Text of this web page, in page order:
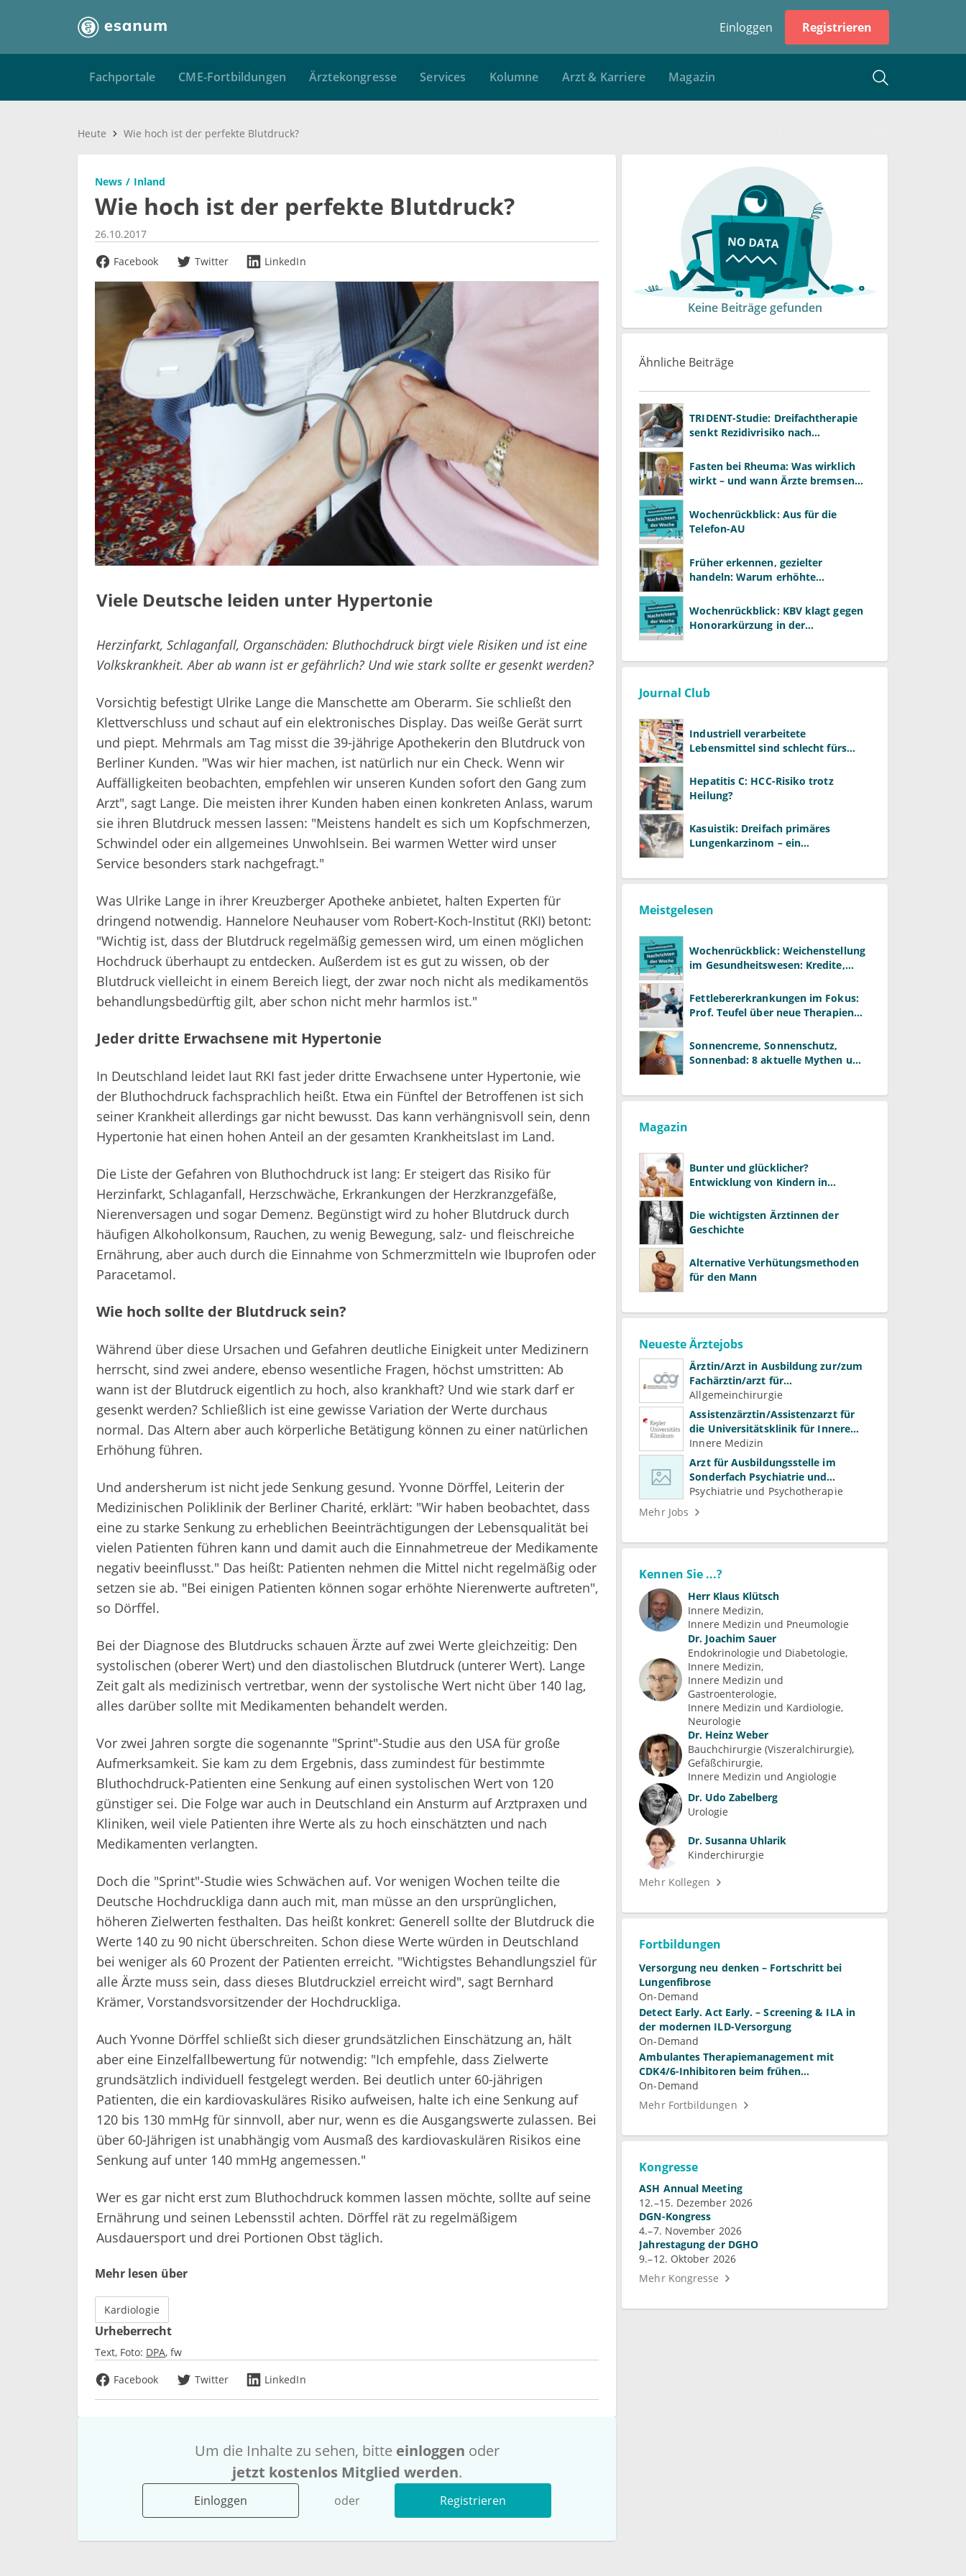
Einloggen Registrieren
Fachportale CME-Fortbildungen Ärztekongresse Services Kolumne Arzt & Karriere Magazin
Heute Wie hoch ist der perfekte Blutdruck?
News Inland
Wie hoch ist der perfekte Blutdruck?
26.10.2017
Facebook
Twitter LinkedIn
Viele Deutsche leiden unter Hypertonie
Herzinfarkt, Schlaganfall, Organschäden: Bluthochdruck birgt viele Risiken und ist eine
Volkskrankheit. Aber ab wann ist er gefährlich? Und wie stark sollte er gesenkt werden?
Vorsichtig befestigt Ulrike Lange die Manschette am Oberarm. Sie schließt den
Klettverschluss und schaut auf ein elektronisches Display. Das weiße Gerät surrt
und piept. Mehrmals am Tag misst die 39-jährige Apothekerin den Blutdruck von
Berliner Kunden. "Was wir hier machen, ist natürlich nur ein Check. Wenn wir
Auffälligkeiten beobachten, empfehlen wir unseren Kunden sofort den Gang zum
Arzt", sagt Lange. Die meisten ihrer Kunden haben einen konkreten Anlass, warum
sie ihren Blutdruck messen lassen: "Meistens handelt es sich um Kopfschmerzen,
Schwindel oder ein allgemeines Unwohlsein. Bei warmen Wetter wird unser
Service besonders stark nachgefragt."
Was Ulrike Lange in ihrer Kreuzberger Apotheke anbietet, halten Experten für
dringend notwendig. Hannelore Neuhauser vom Robert-Koch-Institut (RKI) betont:
"Wichtig ist, dass der Blutdruck regelmäßig gemessen wird, um einen möglichen
Hochdruck überhaupt zu entdecken. Außerdem ist es gut zu wissen, ob der
Blutdruck vielleicht in einem Bereich liegt, der zwar noch nicht als medikamentös
behandlungsbedürftig gilt, aber schon nicht mehr harmlos ist."
Jeder dritte Erwachsene mit Hypertonie
In Deutschland leidet laut RKI fast jeder dritte Erwachsene unter Hypertonie, wie
der Bluthochdruck fachsprachlich heißt. Etwa ein Fünftel der Betroffenen ist sich
seiner Krankheit allerdings gar nicht bewusst. Das kann verhängnisvoll sein, denn
Hypertonie hat einen hohen Anteil an der gesamten Krankheitslast im Land.
Die Liste der Gefahren von Bluthochdruck ist lang: Er steigert das Risiko für
Herzinfarkt, Schlaganfall, Herzschwäche, Erkrankungen der Herzkranzgefäße,
Nierenversagen und sogar Demenz. Begünstigt wird zu hoher Blutdruck durch
häufigen Alkoholkonsum, Rauchen, zu wenig Bewegung, salz- und fleischreiche
Ernährung, aber auch durch die Einnahme von Schmerzmitteln wie Ibuprofen oder
Paracetamol.
Wie hoch sollte der Blutdruck sein?
Während über diese Ursachen und Gefahren deutliche Einigkeit unter Medizinern
herrscht, sind zwei andere, ebenso wesentliche Fragen, höchst umstritten: Ab
wann ist der Blutdruck eigentlich zu hoch, also krankhaft? Und wie stark darf er
gesenkt werden? Schließlich ist eine gewisse Variation der Werte durchaus
normal. Das Altern aber auch körperliche Betätigung können zu einer natürlichen
Erhöhung führen.
Und andersherum ist nicht jede Senkung gesund. Yvonne Dörffel, Leiterin der
Medizinischen Poliklinik der Berliner Charité, erklärt: "Wir haben beobachtet, dass
eine zu starke Senkung zu erheblichen Beeinträchtigungen der Lebensqualität bei
vielen Patienten führen kann und damit auch die Einnahmetreue der Medikamente
negativ beeinflusst." Das heißt: Patienten nehmen die Mittel nicht regelmäßig oder
setzen sie ab. "Bei einigen Patienten können sogar erhöhte Nierenwerte auftreten",
so Dörffel.
Bei der Diagnose des Blutdrucks schauen Ärzte auf zwei Werte gleichzeitig: Den
systolischen (oberer Wert) und den diastolischen Blutdruck (unterer Wert). Lange
Zeit galt als medizinisch vertretbar, wenn der systolische Wert nicht über 140 lag,
alles darüber sollte mit Medikamenten behandelt werden.
Vor zwei Jahren sorgte die sogenannte "Sprint"-Studie aus den USA für große
Aufmerksamkeit. Sie kam zu dem Ergebnis, dass zumindest für bestimmte
Bluthochdruck-Patienten eine Senkung auf einen systolischen Wert von 120
günstiger sei. Die Folge war auch in Deutschland ein Ansturm auf Arztpraxen und
Kliniken, weil viele Patienten ihre Werte als zu hoch einschätzten und nach
Medikamenten verlangten.
Doch die "Sprint"-Studie wies Schwächen auf. Vor wenigen Wochen teilte die
Deutsche Hochdruckliga dann auch mit, man müsse an den ursprünglichen,
höheren Zielwerten festhalten. Das heißt konkret: Generell sollte der Blutdruck die
Werte 140 zu 90 nicht überschreiten. Schon diese Werte würden in Deutschland
bei weniger als 60 Prozent der Patienten erreicht. "Wichtigstes Behandlungsziel für
alle Ärzte muss sein, dass dieses Blutdruckziel erreicht wird", sagt Bernhard
Krämer, Vorstandsvorsitzender der Hochdruckliga.
Auch Yvonne Dörffel schließt sich dieser grundsätzlichen Einschätzung an, hält
aber eine Einzelfallbewertung für notwendig: "Ich empfehle, dass Zielwerte
grundsätzlich individuell festgelegt werden. Bei deutlich unter 60-jährigen
Patienten, die ein kardiovaskuläres Risiko aufweisen, halte ich eine Senkung auf
120 bis 130 mmHg für sinnvoll, aber nur, wenn es die Ausgangswerte zulassen. Bei
über 60-Jährigen ist unabhängig vom Ausmaß des kardiovaskulären Risikos eine
Senkung auf unter 140 mmHg angemessen."
Wer es gar nicht erst zum Bluthochdruck kommen lassen möchte, sollte auf seine
Ernährung und seinen Lebensstil achten. Dörffel rät zu regelmäßigem
Ausdauersport und drei Portionen Obst täglich.
Mehr lesen über
Kardiologie
Urheberrecht
Text, Foto: DPA fw
Facebook
Twitter LinkedIn
Um die Inhalte zu sehen, bitte einloggen oder
jetzt kostenlos Mitglied werden.
Einloggen oder Registrieren
Keine Beiträge gefunden
Ähnliche Beiträge
TRIDENT-Studie: Dreifachtherapie
senkt Rezidivrisiko nach
Fasten bei Rheuma: Was wirklich
wirkt – und wann Ärzte bremsen
Wochenrückblick: Aus für die
Telefon-AU
Früher erkennen, gezielter
handeln: Warum erhöhte
als ALT und AST
Wochenrückblick: KBV klagt gegen
Honorarkürzung in der
Journal Club
Industriell verarbeitete
Lebensmittel sind schlecht fürs
Hepatitis C: HCC-Risiko trotz
Heilung?
Kasuistik: Dreifach primäres
Lungenkarzinom – ein
Meistgelesen
Wochenrückblick: Weichenstellung
im Gesundheitswesen: Kredite,
Fettlebererkrankungen im Fokus:
Prof. Teufel über neue Therapien
Sonnencreme, Sonnenschutz,
Sonnenbad: 8 aktuelle Mythen und
Magazin
Bunter und glücklicher?
Entwicklung von Kindern in
Die wichtigsten Ärztinnen der
Geschichte
Alternative Verhütungsmethoden
für den Mann
Neueste Ärztejobs
Ärztin/Arzt in Ausbildung zur/zum
Fachärztin/arzt für
Allgemeinchirurgie und
Gefäßchirurgie
Allgemeinchirurgie
Assistenzärztin/Assistenzarzt für
die Universitätsklinik für Innere
Medizin
Innere Medizin
Arzt für Ausbildungsstelle im
Sonderfach Psychiatrie und
Psychotherapeutische Medizin
(m/w/d)
Psychiatrie und Psychotherapie
Mehr Jobs
Kennen Sie ...?
Herr Klaus Klütsch
Innere Medizin
Innere Medizin und Pneumologie
Dr. Joachim Sauer
Endokrinologie und Diabetologie
Innere Medizin
Innere Medizin und
Gastroenterologie
Innere Medizin und Kardiologie
Neurologie
Dr. Heinz Weber
Bauchchirurgie (Viszeralchirurgie)
Gefäßchirurgie
Innere Medizin und Angiologie
Dr. Udo Zabelberg
Urologie
Dr. Susanna Uhlarik
Kinderchirurgie
Mehr Kollegen
Fortbildungen
Versorgung neu denken – Fortschritt bei
Lungenfibrose
On-Demand
Detect Early. Act Early. – Screening & ILA in
der modernen ILD-Versorgung
On-Demand
Ambulantes Therapiemanagement mit
CDK4/6-Inhibitoren beim frühen
Mammakarzinom
On-Demand
Mehr Fortbildungen
Kongresse
ASH Annual Meeting
12.–15. Dezember 2026
DGN-Kongress
4.–7. November 2026
Jahrestagung der DGHO
9.–12. Oktober 2026
Mehr Kongresse